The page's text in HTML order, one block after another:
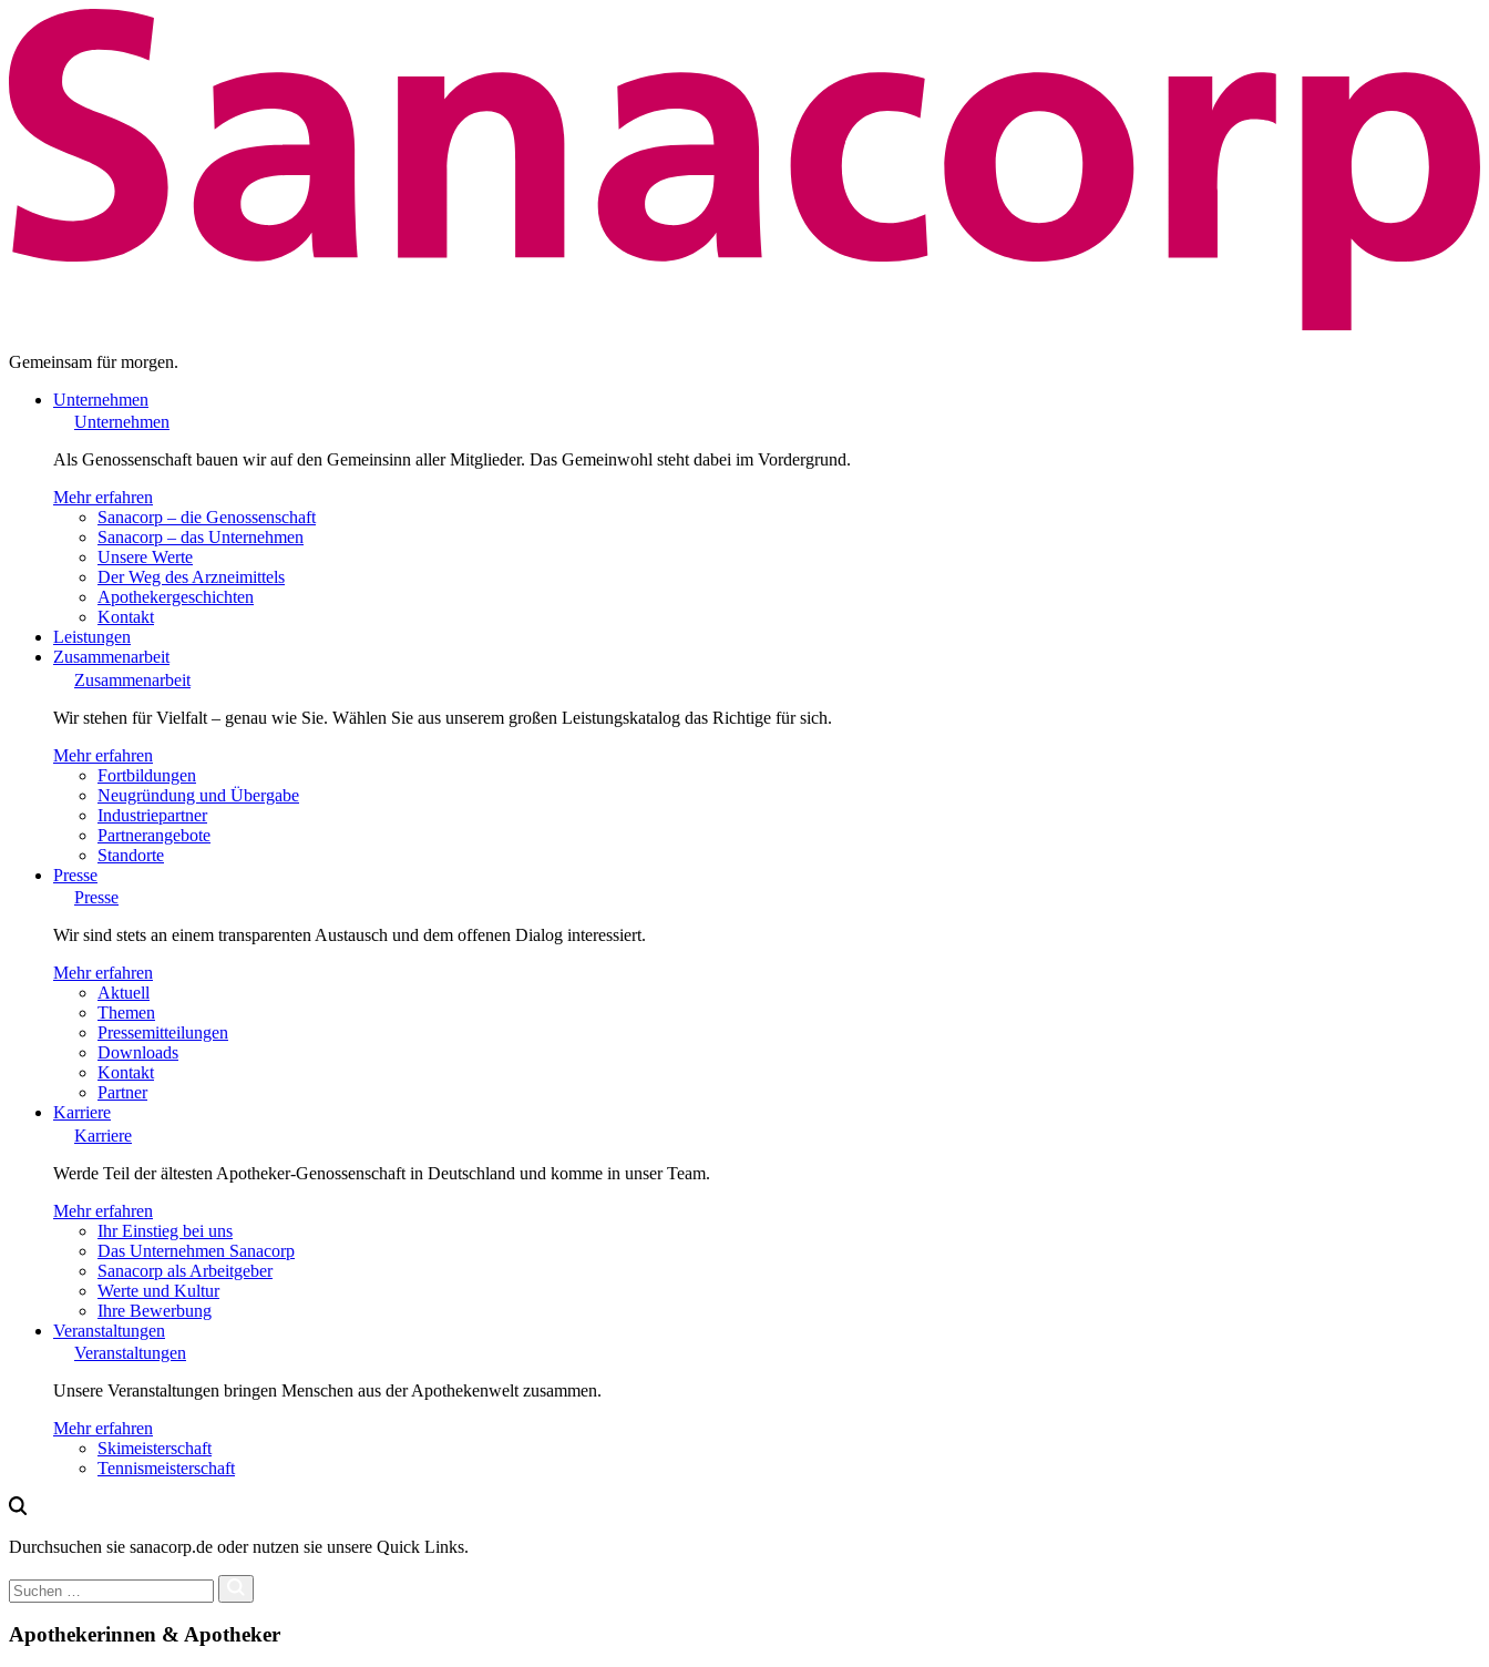
Gemeinsam für morgen.
Unternehmen
Unternehmen
Als Genossenschaft bauen wir auf den Gemeinsinn aller Mitglieder. Das Gemeinwohl steht dabei im Vordergrund.
Mehr erfahren
Sanacorp – die Genossenschaft
Sanacorp – das Unternehmen
Unsere Werte
Der Weg des Arzneimittels
Apothekergeschichten
Kontakt
Leistungen
Zusammenarbeit
Zusammenarbeit
Wir stehen für Vielfalt – genau wie Sie. Wählen Sie aus unserem großen Leistungskatalog das Richtige für sich.
Mehr erfahren
Fortbildungen
Neugründung und Übergabe
Industriepartner
Partnerangebote
Standorte
Presse
Presse
Wir sind stets an einem transparenten Austausch und dem offenen Dialog interessiert.
Mehr erfahren
Aktuell
Themen
Pressemitteilungen
Downloads
Kontakt
Partner
Karriere
Karriere
Werde Teil der ältesten Apotheker-Genossenschaft in Deutschland und komme in unser Team.
Mehr erfahren
Ihr Einstieg bei uns
Das Unternehmen Sanacorp
Sanacorp als Arbeitgeber
Werte und Kultur
Ihre Bewerbung
Veranstaltungen
Veranstaltungen
Unsere Veranstaltungen bringen Menschen aus der Apothekenwelt zusammen.
Mehr erfahren
Skimeisterschaft
Tennismeisterschaft
Durchsuchen sie sanacorp.de oder nutzen sie unsere Quick Links.
Apothekerinnen & Apotheker